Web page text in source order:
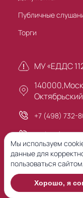
Публичные
Торги
МУ «ЕДДС
+7 (498) 732-
+7 (495) 503-
Предыдущая
Мы используем
данные для
пользоваться
Хорошо, я